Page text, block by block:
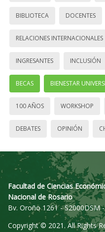
BIBLIOTECA DOCENTES
RELACIONES INTERNACIONALES
INGRESANTES INCLUSIÓN
BECAS BIENESTAR
100 AÑOS WORKSHOP
DEBATES OPINIÓN
Facultad de Ciencias
Nacional de Rosario
Bv. Oroño 1261 - S2000DSM
Copyright © 2021. All Rights